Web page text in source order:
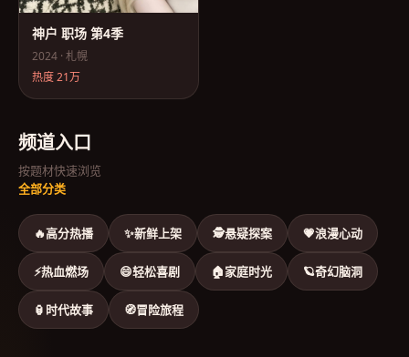
神户 职场 第4季
2024 · 札幌
热度21万
频道入口
按题材快速浏览
全部分类
🔥高分热播 ✨新鲜上架 🕵悬疑探案 💗浪漫心动
⚡热血燃场 😄轻松喜剧 🏠家庭时光 🪐奇幻脑洞
🏮 时代故事 🧭冒险旅程